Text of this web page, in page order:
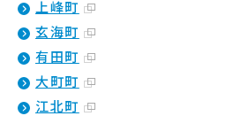
上峰町
玄海町
有田町
大町町
江北町